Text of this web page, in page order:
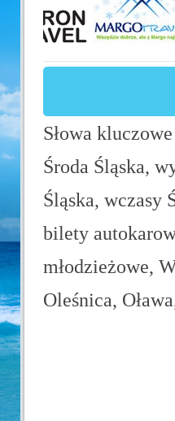
Słowa
Środa Śląska,
Śląska, wczasy
bilety
młodzieżowe,
Oleśnica,